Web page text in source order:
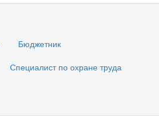
Бюджетник
Специалист по охране труда